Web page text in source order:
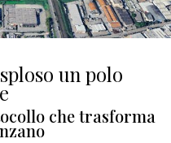
un polo
che trasforma